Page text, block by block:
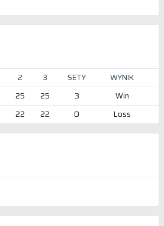
2 3 SETY
WYNIK
25 25 3
Win
22 22 0 Loss